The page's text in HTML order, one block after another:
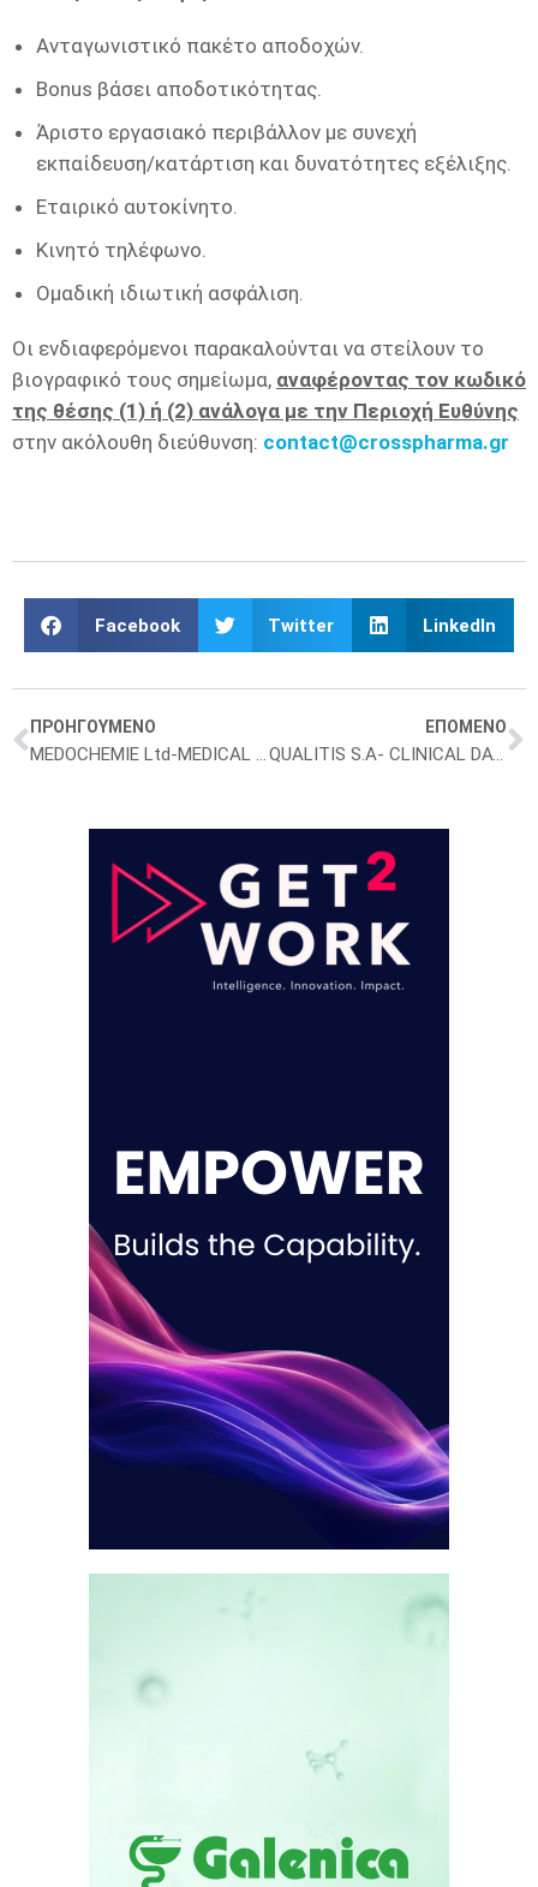
Ανταγωνιστικό πακέτο αποδοχών.
Bonus βάσει αποδοτικότητας.
Άριστο εργασιακό περιβάλλον με συνεχή
εκπαίδευση/κατάρτιση και δυνατότητες εξέλιξης.
Εταιρικό αυτοκίνητο.
Κινητό τηλέφωνο.
Ομαδική ιδιωτική ασφάλιση.
Οι ενδιαφερόμενοι παρακαλούνται να στείλουν το
βιογραφικό τους σημείωμα, αναφέροντας τον κωδικό
της θέσης (1) ή (2) ανάλογα με την Περιοχή Ευθύνης
στην ακόλουθη διεύθυνση: contact@crosspharma.gr
Facebook Twitter LinkedIn
ΠΡΟΗΓΟΥΜΕΝΟ
MEDOCHEMIE Ltd-MEDICAL REPRESENTATIVE THESSALONIKI
ΕΠΟΜΕΝΟ
QUALITIS S.A- CLINICAL DATA MANAGEMENT ASSOCIATE